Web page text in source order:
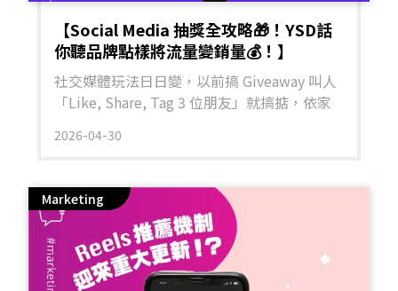
【Social Media 抽獎全攻略🎁！YSD話
你聽品牌點樣將流量變銷量💰！】
社交媒體玩法日日變，以前搞 Giveaway 叫人
「Like, Share, Tag 3 位朋友」就搞掂，依家
留在表面互動，無法引導客人進入購物漏斗
費。 等YSD教你點樣利用比賽機制，結合自動
化同網店設定，將潛在客群一步步引流落單。
即刻幫你個 Giveaway 策略 Update 啦！ = =
= = = = 品牌 Giveaway 4大流量變現攻略 = =
= = = = 結合網店或實體店｜唔好只停留喺
2026-04-30
Marketing